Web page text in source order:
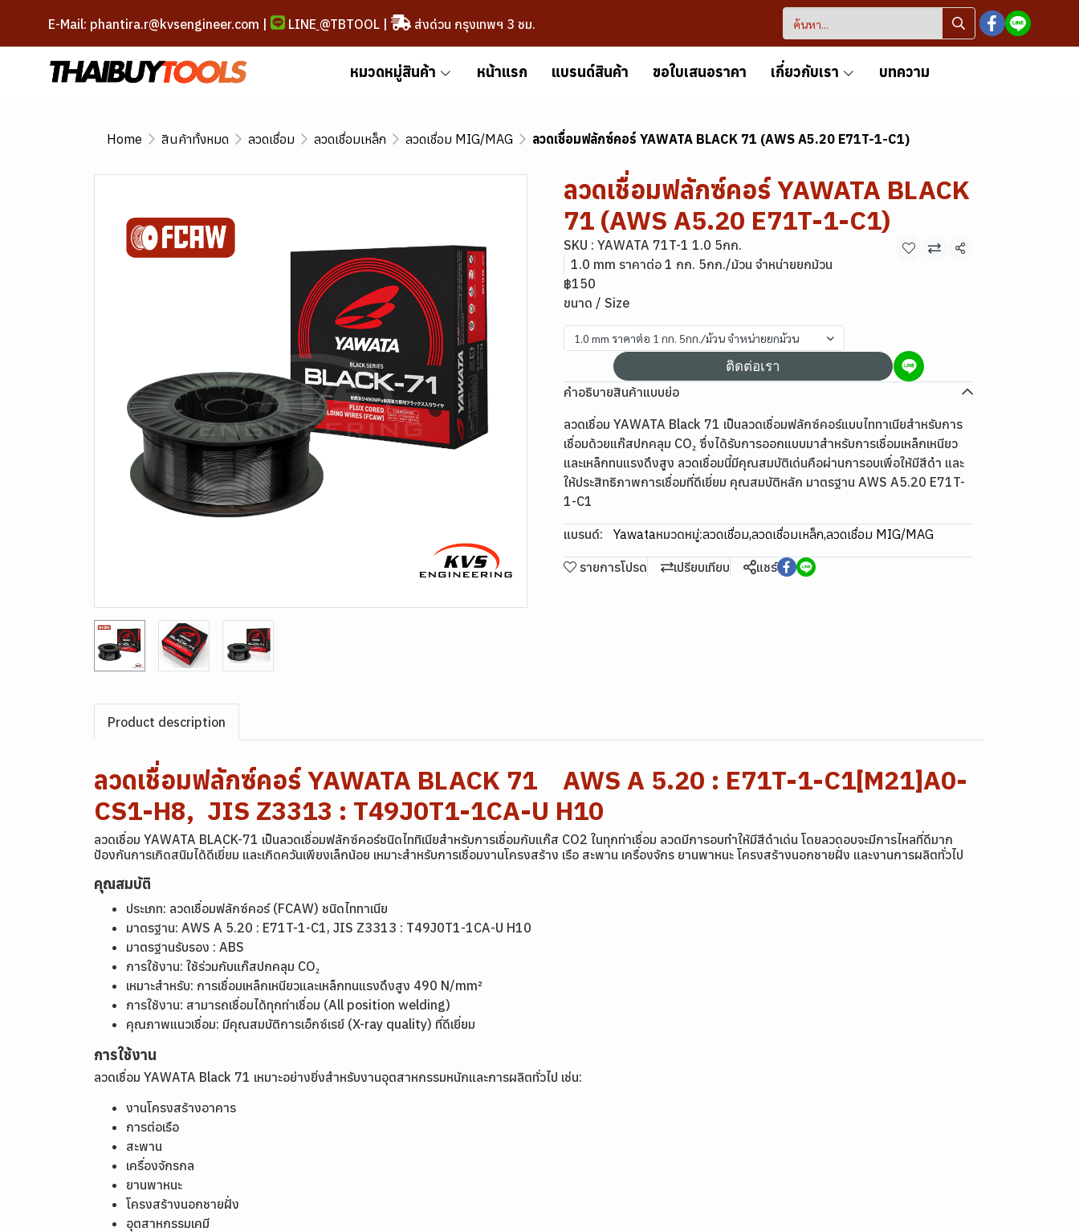
E-Mail: phantira.r@kvsengineer.com | LINE @TBTOOL| ส่งด่วน กรุงเทพฯ 3 ชม.
หมวดหมู่สินค้า หน้าแรก แบรนด์สินค้า ขอใบเสนอราคา เกี่ยวกับเรา บทความ
Home สินค้าทั้งหมด ลวดเชื่อม ลวดเชื่อมเหล็ก ลวดเชื่อม MIG/MAG ลวดเชื่อมฟลักซ์คอร์ YAWATA BLACK 71 (AWS A5.20 E71T-1-C1)
ลวดเชื่อมฟลักซ์คอร์ YAWATA BLACK
71 (AWS A5.20 E71T-1-C1)
SKU : YAWATA 71T-1 1.0 5กก.
1.0 mm ราคาต่อ 1 กก. 5กก./ม้วน จำหน่ายยกม้วน
แชร์
฿150
ขนาด / Size
1.0 mm ราคาต่อ 1 กก. 5กก./ม้วน จำหน่ายยกม้วน
ติดต่อเรา
คำอธิบายสินค้าแบบย่อ
ลวดเชื่อม YAWATA Black 71 เป็นลวดเชื่อมฟลักซ์คอร์แบบไททาเนียสำหรับการ
เชื่อมด้วยแก๊สปกคลุม CO₂ ซึ่งได้รับการออกแบบมาสำหรับการเชื่อมเหล็กเหนียว
และเหล็กทนแรงดึงสูง ลวดเชื่อมนี้มีคุณสมบัติเด่นคือผ่านการอบเพื่อให้มีสีดำ และ
ให้ประสิทธิภาพการเชื่อมที่ดีเยี่ยม คุณสมบัติหลัก มาตรฐาน AWS A5.20 E71T-
1-C1
แบรนด์: Yawataหมวดหมู่:ลวดเชื่อม,ลวดเชื่อมเหล็ก,ลวดเชื่อม MIG/MAG
รายการโปรด เปรียบเทียบ แชร์
Product description
ลวดเชื่อมฟลักซ์คอร์ YAWATA BLACK 71 AWS A 5.20 : E71T-1-C1[M21]A0-
CS1-H8, JIS Z3313 : T49J0T1-1CA-U H10
ลวดเชื่อม YAWATA BLACK-71 เป็นลวดเชื่อมฟลักซ์คอร์ชนิดไททิเนียสำหรับการเชื่อมกับแก๊ส CO2 ในทุกท่าเชื่อม ลวดมีการอบทำให้มีสีดำเด่น โดยลวดอบจะมีการไหลที่ดีมาก
ป้องกันการเกิดสนิมได้ดีเยี่ยม และเกิดควันเพียงเล็กน้อย เหมาะสำหรับการเชื่อมงานโครงสร้าง เรือ สะพาน เครื่องจักร ยานพาหนะ โครงสร้างนอกชายฝั่ง และงานการผลิตทั่วไป
คุณสมบัติ
ประเภท: ลวดเชื่อมฟลักซ์คอร์ (FCAW) ชนิดไททาเนีย
มาตรฐาน: AWS A 5.20 : E71T-1-C1, JIS Z3313 : T49J0T1-1CA-U H10
มาตรฐานรับรอง : ABS
การใช้งาน: ใช้ร่วมกับแก๊สปกคลุม CO₂
เหมาะสำหรับ: การเชื่อมเหล็กเหนียวและเหล็กทนแรงดึงสูง 490 N/mm²
การใช้งาน: สามารถเชื่อมได้ทุกท่าเชื่อม (All position welding)
คุณภาพแนวเชื่อม: มีคุณสมบัติการเอ็กซ์เรย์ (X-ray quality) ที่ดีเยี่ยม
การใช้งาน
ลวดเชื่อม YAWATA Black 71 เหมาะอย่างยิ่งสำหรับงานอุตสาหกรรมหนักและการผลิตทั่วไป เช่น:
งานโครงสร้างอาคาร
การต่อเรือ
สะพาน
เครื่องจักรกล
ยานพาหนะ
โครงสร้างนอกชายฝั่ง
อุตสาหกรรมเคมี